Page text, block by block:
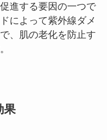
進する要因の一つで
によって紫外線ダメ
、肌の老化を防止す
果